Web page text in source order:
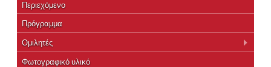
Περιεχόμενο
Πρόγραμμα
Ομιλητές
Φωτογραφικό υλικό